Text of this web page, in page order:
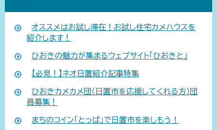
オススメはお試し滞在！お試し住宅カメハウスを
紹介します！
ひおきの魅力が集まるウェブサイト「ひおきと」
【必見！】ネオ日置紹介記事特集
ひおきカメカメ団（日置市を応援してくれる方）団
員募集！
まちのコイン「とっぱ」で日置市を楽しもう！